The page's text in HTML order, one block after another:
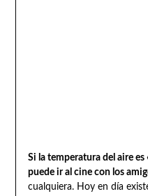
Si la temperatura del aire es
puede ir al cine con los
cualquiera. Hoy en día